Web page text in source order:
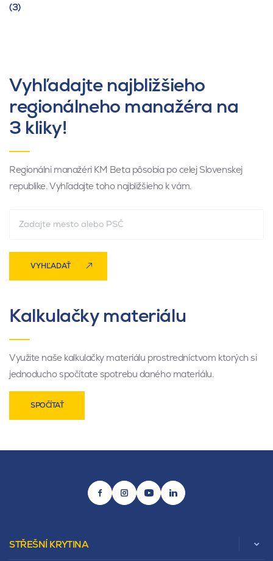
(3)
Vyhľadajte najbližšieho
regionálneho manažéra na
3 kliky!
Regionálni manažéri KM Beta pôsobia po celej Slovenskej
republike. Vyhľadajte toho najbližšieho k vám.
VYHĽADAŤ
Kalkulačky materiálu
Využite naše kalkulačky materiálu prostredníctvom ktorých si
jednoducho spočítate spotrebu daného materiálu.
SPOČÍTAŤ
STŘEŠNÍ KRYTINA